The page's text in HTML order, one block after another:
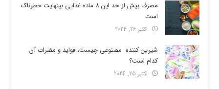
مصرف بیش از حد این 8 ماده غذایی بینهایت خطرناک
است
اکتبر 26, 2024
شیرین کننده مصنوعی چیست، فواید و مضرات آن
کدام است؟
اکتبر 25, 2024